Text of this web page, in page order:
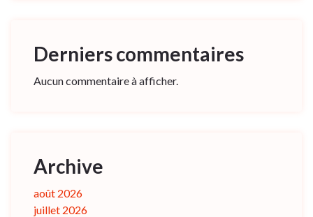
Derniers commentaires
Aucun commentaire à afficher.
Archive
août 2026
juillet 2026